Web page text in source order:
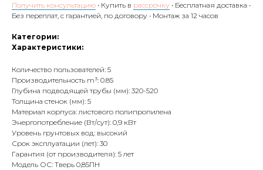
Получить консультацию • Купить в рассрочку • Бесплатная доставка •
Без переплат, с гарантией, по договору • Монтаж за 12 часов
Категории:
Характеристики:
Количество пользователей: 5
Производительность m³: 0.85
Глубина подводящей трубы (мм): 320-520
Толщина стенок (мм): 5
Материал корпуса: листового полипропилена
Энергопотребление (Вт/сут): 0,9 кВт
Уровень грунтовых вод: высокий
Срок эксплуатации (лет): 30
Гарантия (от производителя): 5 лет
Модель ОС: Тверь 0,85ПН